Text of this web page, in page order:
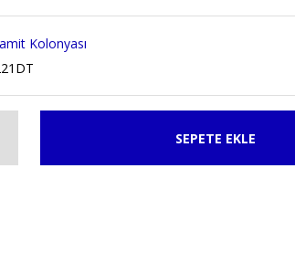
Kolonyası
SEPETE EKLE